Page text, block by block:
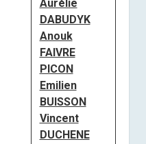
Aurélie
DABUDYK
Anouk
FAIVRE
PICON
Emilien
BUISSON
Vincent
DUCHENE